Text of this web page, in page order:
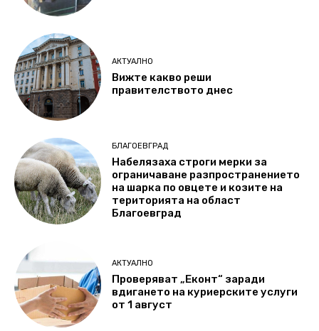
АКТУАЛНО
Вижте какво реши
правителството днес
БЛАГОЕВГРАД
Набелязаха строги мерки за
ограничаване разпространението
на шарка по овцете и козите на
територията на област
Благоевград
АКТУАЛНО
Проверяват „Еконт“ заради
вдигането на куриерските услуги
от 1 август